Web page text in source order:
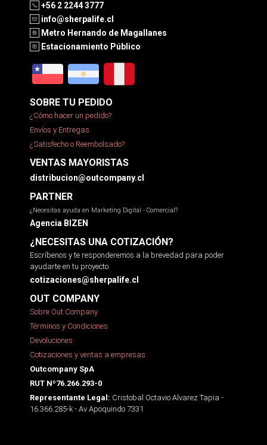
+56 2 2244 3777
info@sherpalife.cl
Metro Hernando de Magallanes
Estacionamiento Público
SOBRE TU PEDIDO
¿Cómo hacer un pedido?
Envíos y Entregas
¿Satisfecho o Reembolsado?
VENTAS MAYORISTAS
distribucion@outcompany.cl
PARTNER
¿Necesitas ayuda en Marketing Digital - Comercial?
Agencia BIZEN
¿NECESITAS UNA COTIZACIÓN?
Escríbenos y te responderemos a la brevedad para poder
ayudarte en tu proyecto.
cotizaciones@sherpalife.cl
OUT COMPANY
Sobre Out Company
Términos y Condiciones
Devoluciones
Cotizaciones y ventas a empresas
Outcompany SpA
RUT Nº76.266.293-0
Representante Legal: Cristobal Octavio Alvarez Tapia -
16.366.285-k - Av Apoquindo 7331